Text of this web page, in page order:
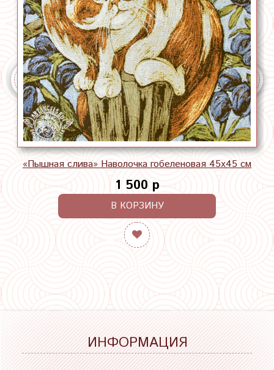
«Пышная слива» Наволочка гобеленовая 45х45 см
1 500 р
В КОРЗИНУ
ИНФОРМАЦИЯ